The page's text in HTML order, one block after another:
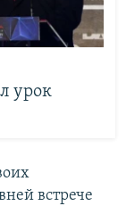
урок
встрече